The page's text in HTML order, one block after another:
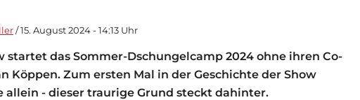
/ 15. August 2024 - 14:13 Uhr
startet das Sommer-Dschungelcamp 2024 ohne ihren Co-
Köppen. Zum ersten Mal in der Geschichte der Show
allein - dieser traurige Grund steckt dahinter.